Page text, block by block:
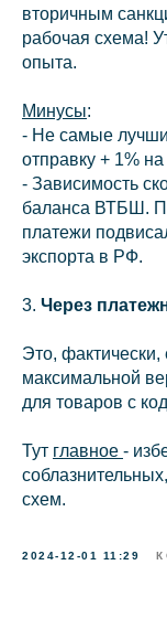
вторичным
рабочая схема!
опыта.
Минусы:
- Не самые
отправку + 1%
- Зависимость
баланса ВТБШ.
платежи
экспорта в РФ.
3. Через
Это,
максимальной
для товаров с
Тут главное -
схем.
2024-12-01 11:29